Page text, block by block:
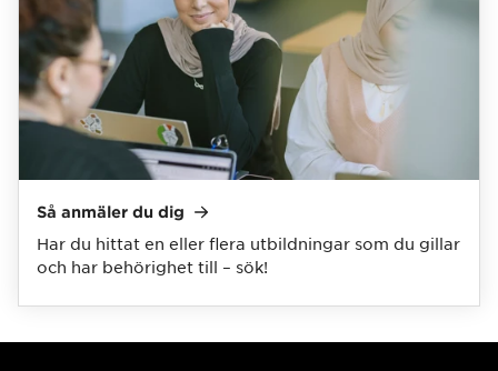
Så anmäler du dig
Har du hittat en eller flera utbildningar som du gillar
och har behörighet till – sök!